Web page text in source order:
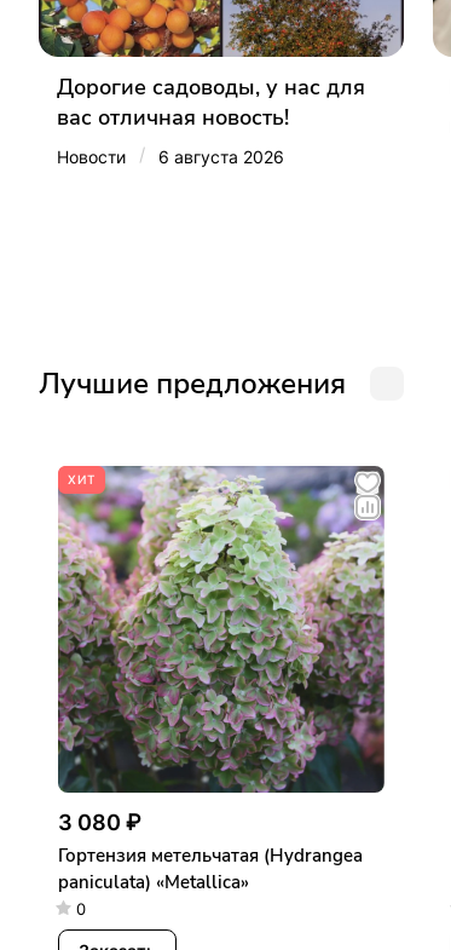
Дорогие садоводы, у нас для
вас отличная новость!
Новости / 6 августа 2026
Лучшие предложения
ХИТ
3 080 ₽
Гортензия метельчатая (Hydrangea
paniculata) «Metallica»
0